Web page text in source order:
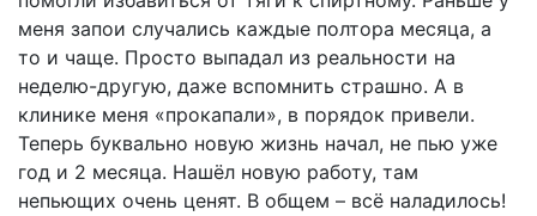
меня запои случались каждые полтора месяца, а
то и чаще. Просто выпадал из реальности на
неделю-другую, даже вспомнить страшно. А в
клинике меня «прокапали», в порядок привели.
Теперь буквально новую жизнь начал, не пью уже
год и 2 месяца. Нашёл новую работу, там
непьющих очень ценят. В общем – всё наладилось!